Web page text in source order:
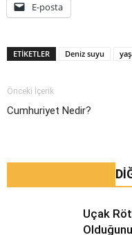
E-posta
ETIKETLER Deniz suyu
Önceki İçerik
Cumhuriyet Nedir?
Uçak